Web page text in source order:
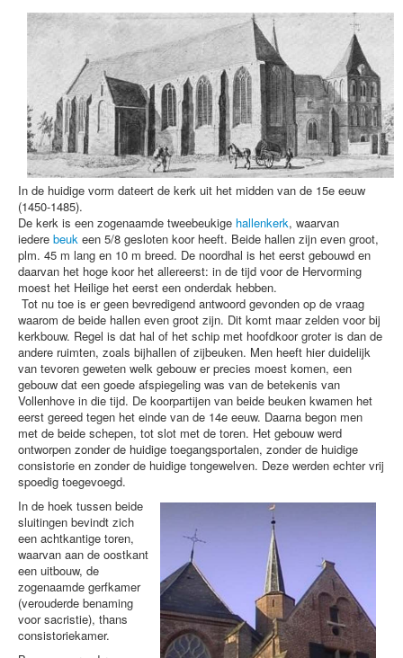
In de huidige vorm dateert de kerk uit het midden van de 15e eeuw
(1450-1485).
De kerk is een zogenaamde tweebeukige hallenkerk, waarvan
iedere beuk een 5/8 gesloten koor heeft. Beide hallen zijn even groot,
plm. 45 m lang en 10 m breed. De noordhal is het eerst gebouwd en
daarvan het hoge koor het allereerst: in de tijd voor de Hervorming
moest het Heilige het eerst een onderdak hebben.
Tot nu toe is er geen bevredigend antwoord gevonden op de vraag
waarom de beide hallen even groot zijn. Dit komt maar zelden voor bij
kerkbouw. Regel is dat hal of het schip met hoofdkoor groter is dan de
andere ruimten, zoals bijhallen of zijbeuken. Men heeft hier duidelijk
van tevoren geweten welk gebouw er precies moest komen, een
gebouw dat een goede afspiegeling was van de betekenis van
Vollenhove in die tijd. De koorpartijen van beide beuken kwamen het
eerst gereed tegen het einde van de 14e eeuw. Daarna begon men
met de beide schepen, tot slot met de toren. Het gebouw werd
ontworpen zonder de huidige toegangsportalen, zonder de huidige
consistorie en zonder de huidige tongewelven. Deze werden echter vrij
spoedig toegevoegd.
In de hoek tussen beide
sluitingen bevindt zich
een achtkantige toren,
waarvan aan de oostkant
een uitbouw, de
zogenaamde gerfkamer
(verouderde benaming
voor sacristie), thans
consistoriekamer.